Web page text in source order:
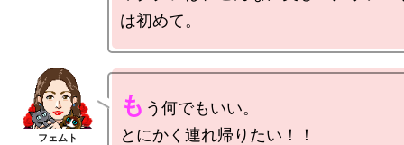
も う何でもいい。
とにかく連れ帰りたい！！